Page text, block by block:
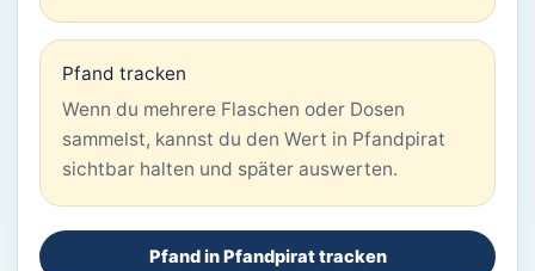
Pfand tracken
Wenn du mehrere Flaschen oder Dosen
sammelst, kannst du den Wert in Pfandpirat
sichtbar halten und später auswerten.
Pfand in Pfandpirat tracken